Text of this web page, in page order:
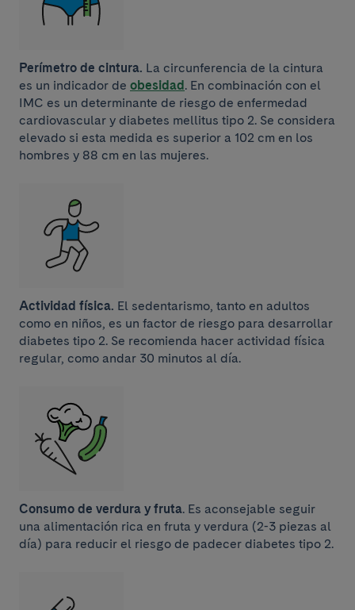
Perímetro de cintura. La circunferencia de la cintura
es un indicador de obesidad. En combinación con el
IMC es un determinante de riesgo de enfermedad
cardiovascular y diabetes mellitus tipo 2. Se considera
elevado si esta medida es superior a 102 cm en los
hombres y 88 cm en las mujeres.
Actividad física. El sedentarismo, tanto en adultos
como en niños, es un factor de riesgo para desarrollar
diabetes tipo 2. Se recomienda hacer actividad física
regular, como andar 30 minutos al día.
Consumo de verdura y fruta. Es aconsejable seguir
una alimentación rica en fruta y verdura (2-3 piezas al
día) para reducir el riesgo de padecer diabetes tipo 2.